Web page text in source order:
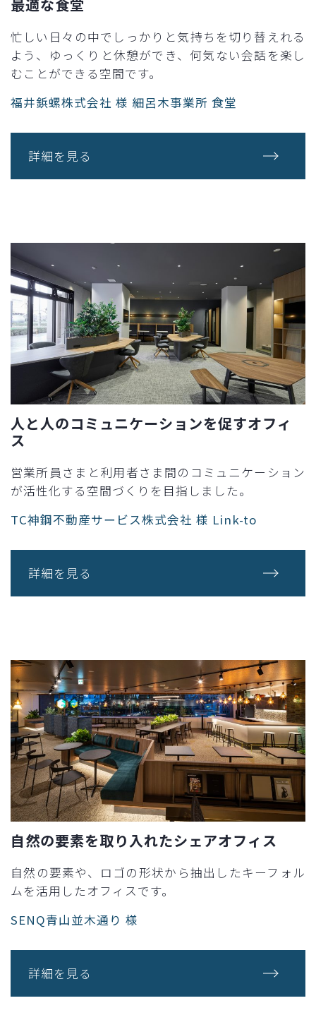
最適な食堂
忙しい日々の中でしっかりと気持ちを切り替えれる
よう、ゆっくりと休憩ができ、何気ない会話を楽し
むことができる空間です。
福井鋲螺株式会社 様 細呂木事業所 食堂
詳細を見る
人と人のコミュニケーションを促すオフィ
ス
営業所員さまと利⽤者さま間のコミュニケーション
が活性化する空間づくりを目指しました。
TC神鋼不動産サービス株式会社 様 Link-to
詳細を見る
自然の要素を取り入れたシェアオフィス
自然の要素や、ロゴの形状から抽出したキーフォル
ムを活用したオフィスです。
SENQ青山並木通り 様
詳細を見る